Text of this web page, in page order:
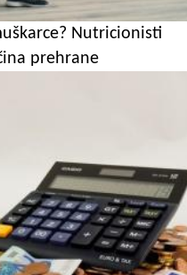
Nutricionisti
prehrane